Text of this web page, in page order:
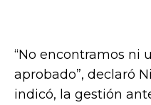
“No encontramos ni
aprobado”, declaró
indicó, la gestión